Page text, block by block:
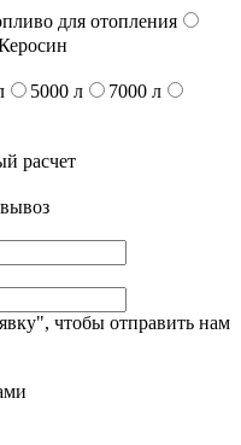
для отопления
5000 л
7000 л
расчет
чтобы отправить нам